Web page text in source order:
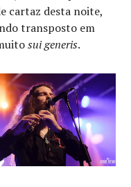
cartaz desta noite,
transposto em
sui generis.